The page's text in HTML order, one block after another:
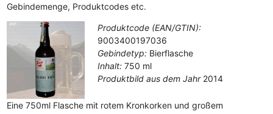
Gebindemenge, Produktcodes etc.
Produktcode (EAN/GTIN):
9003400197036
Gebindetyp: Bierflasche
Inhalt:750 ml
Produktbild aus dem Jahr 2014
Eine 750ml Flasche mit rotem Kronkorken und großem